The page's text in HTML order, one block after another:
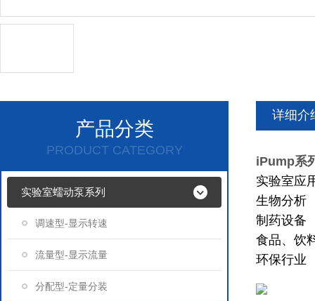
产品分类
PRODUCT CATEGORY
实验室蠕动泵系列
调速型-显示转速
流量型-显示流量
分配型-定量分装
详细介
iPump系
实验室应
生物分析
制药设备
食品、饮
环保行业